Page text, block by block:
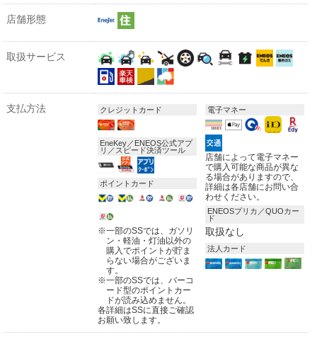
店舗形態
取扱サービス
支払方法 クレジットカード
EneKey／ENEOS公式アプ
リ／スピード決済ツール
ポイントカード
※一部のSSでは、ガソリ
ン・軽油・灯油以外の
購入でポイントが貯ま
らない場合がございま
す。
※一部のSSでは、バーコ
ード型のポイントカー
ドが読み込めません。
各詳細はSSに直接ご確認
お願い致します。
電子マネー
店舗によって電子マネー
で購入可能な商品が異な
る場合がありますので、
詳細は各店舗にお問い合
わせください。
ENEOSプリカ／QUOカー
ド
取扱なし
法人カード